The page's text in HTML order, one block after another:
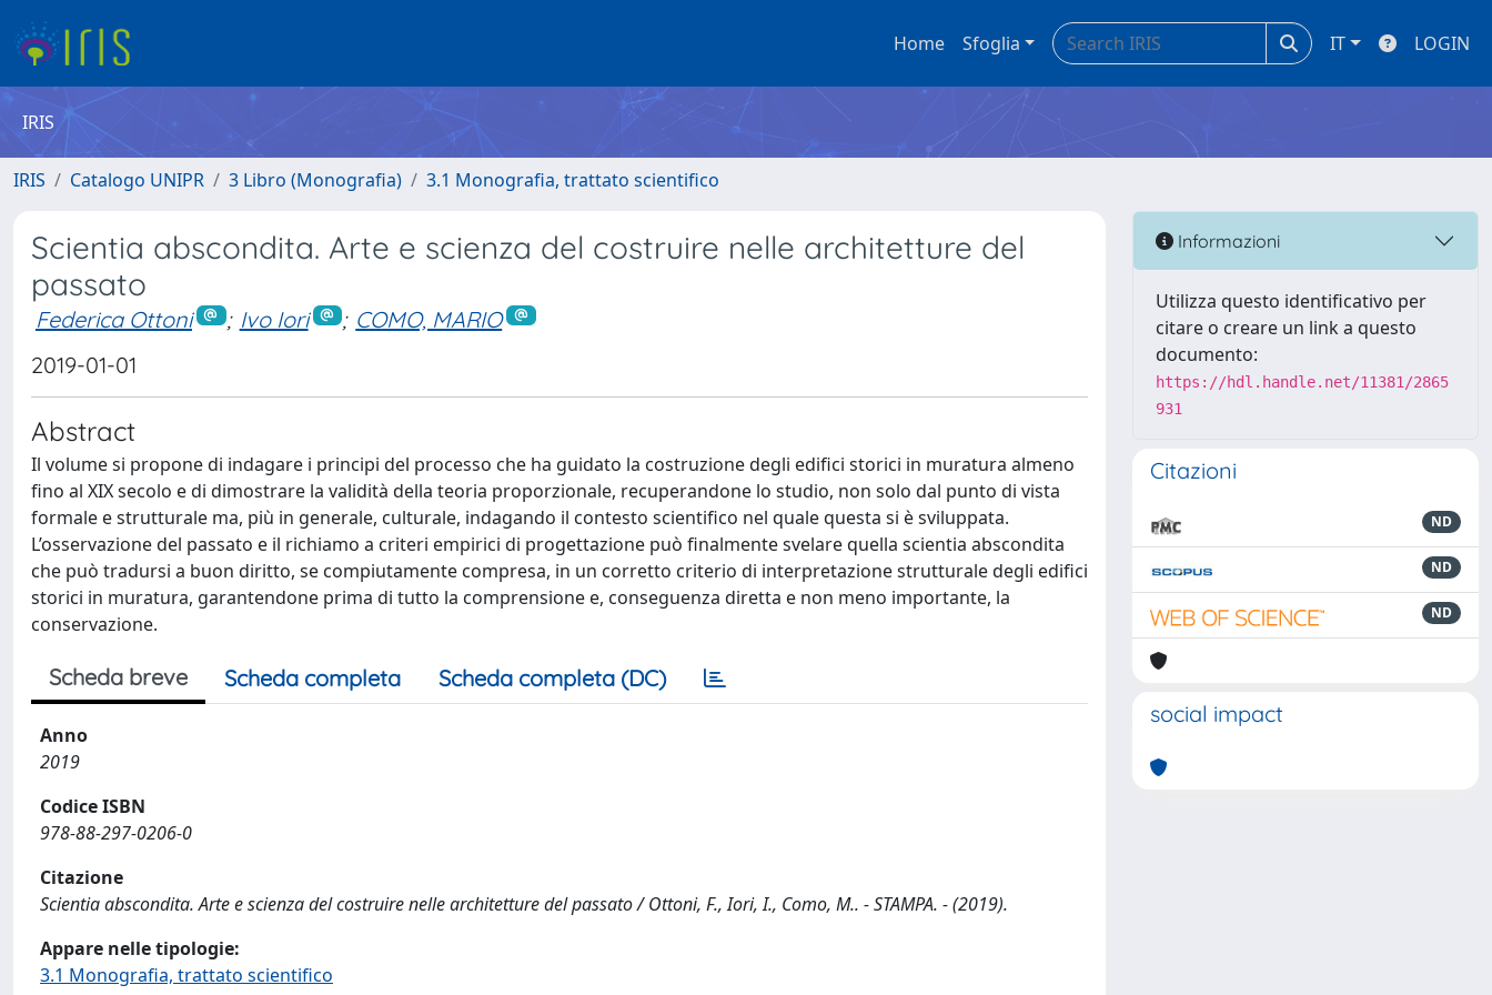
Home Sfoglia IT LOGIN
IRIS
IRIS Catalogo UNIPR 3 Libro (Monografia) 3.1 Monografia, trattato scientifico
Scientia abscondita. Arte e scienza del costruire nelle architetture del
passato
Federica Ottoni ; Ivo Iori ; COMO, MARIO
2019-01-01
Abstract
Il volume si propone di indagare i principi del processo che ha guidato la costruzione degli edifici storici in muratura almeno
fino al XIX secolo e di dimostrare la validità della teoria proporzionale, recuperandone lo studio, non solo dal punto di vista
formale e strutturale ma, più in generale, culturale, indagando il contesto scientifico nel quale questa si è sviluppata.
L’osservazione del passato e il richiamo a criteri empirici di progettazione può finalmente svelare quella scientia abscondita
che può tradursi a buon diritto, se compiutamente compresa, in un corretto criterio di interpretazione strutturale degli edifici
storici in muratura, garantendone prima di tutto la comprensione e, conseguenza diretta e non meno importante, la
conservazione.
Scheda breve Scheda completa Scheda completa (DC)
Anno
2019
Codice ISBN
978-88-297-0206-0
Citazione
Scientia abscondita. Arte e scienza del costruire nelle architetture del passato / Ottoni, F., Iori, I., Como, M.. - STAMPA. - (2019).
Appare nelle tipologie:
3.1 Monografia, trattato scientifico
Informazioni
Utilizza questo identificativo per
citare o creare un link a questo
documento:
https://hdl.handle.net/11381/2865
931
Citazioni
ND
ND
ND
social impact